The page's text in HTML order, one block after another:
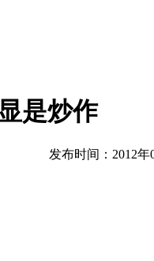
是炒作
发布时间：2012年